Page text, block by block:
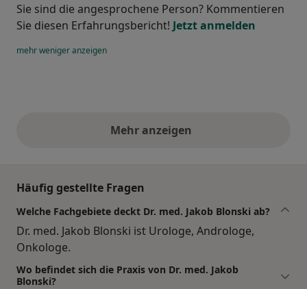
Sie sind die angesprochene Person? Kommentieren
Sie diesen Erfahrungsbericht! Jetzt anmelden
mehrwenigeranzeigen
Mehr anzeigenobige Stellungnahmen
Häufig gestellte Fragen
Welche Fachgebiete deckt Dr. med. Jakob Blonski ab?
Dr. med. Jakob Blonski ist Urologe, Androloge,
Onkologe.
Wo befindet sich die Praxis von Dr. med. Jakob
Blonski?